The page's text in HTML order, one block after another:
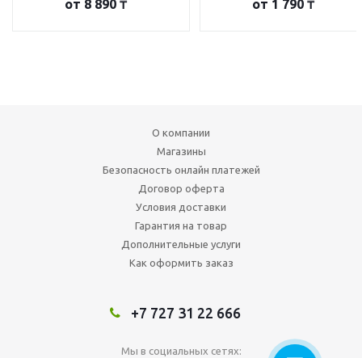
от 8 890 ₸ от 1 790 ₸
О компании
Магазины
Безопасность онлайн платежей
Договор оферта
Условия доставки
Гарантия на товар
Дополнительные услуги
Как оформить заказ
+7 727 31 22 666
Мы в социальных сетях: